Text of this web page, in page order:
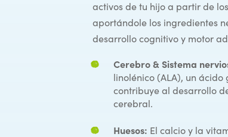
activos de tu hijo a partir de los
aportándole los ingredientes
desarrollo cognitivo y motor
Cerebro & Sistema
linolénico (ALA), un ácido
contribuye al desarrollo
cerebral.
Huesos: El calcio y la